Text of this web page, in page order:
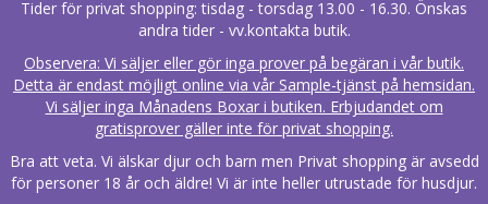
Tider för privat shopping: tisdag - torsdag 13.00 - 16.30. Önskas
andra tider - vv.kontakta butik.
Observera: Vi säljer eller gör inga prover på begäran i vår butik.
Detta är endast möjligt online via vår Sample-tjänst på hemsidan.
Vi säljer inga Månadens Boxar i butiken. Erbjudandet om
gratisprover gäller inte för privat shopping.
Bra att veta. Vi älskar djur och barn men Privat shopping är avsedd
för personer 18 år och äldre! Vi är inte heller utrustade för husdjur.